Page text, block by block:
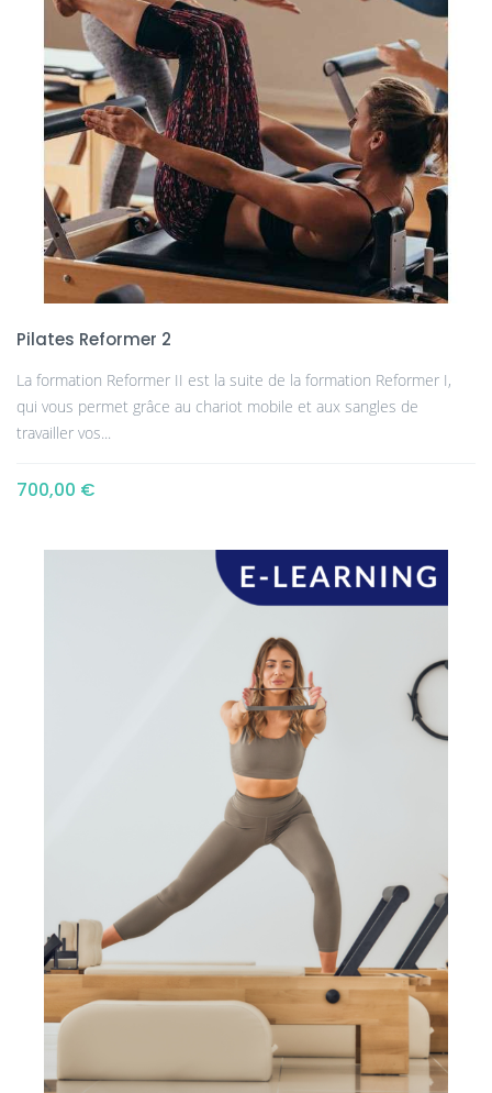
Pilates Reformer 2
La formation Reformer II est la suite de la formation Reformer I,
qui vous permet grâce au chariot mobile et aux sangles de
travailler vos...
700,00 €